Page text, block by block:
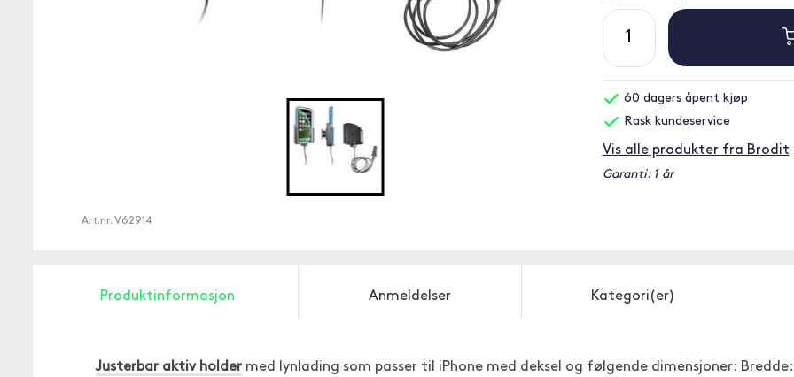
Art.nr. V62914
60 dagers åpent kjøp
Rask kundeservice
Vis alle produkter fra Brodit
Garanti: 1 år
Produktinformasjon Anmeldelser Kategori(er)
Justerbar aktiv holder med lynlading som passer til iPhone med deksel og følgende dimensjoner: Bredde: